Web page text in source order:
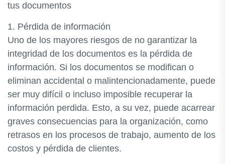
tus documentos
1. Pérdida de información
Uno de los mayores riesgos de no garantizar la
integridad de los documentos es la pérdida de
información. Si los documentos se modifican o
eliminan accidental o malintencionadamente, puede
ser muy difícil o incluso imposible recuperar la
información perdida. Esto, a su vez, puede acarrear
graves consecuencias para la organización, como
retrasos en los procesos de trabajo, aumento de los
costos y pérdida de clientes.